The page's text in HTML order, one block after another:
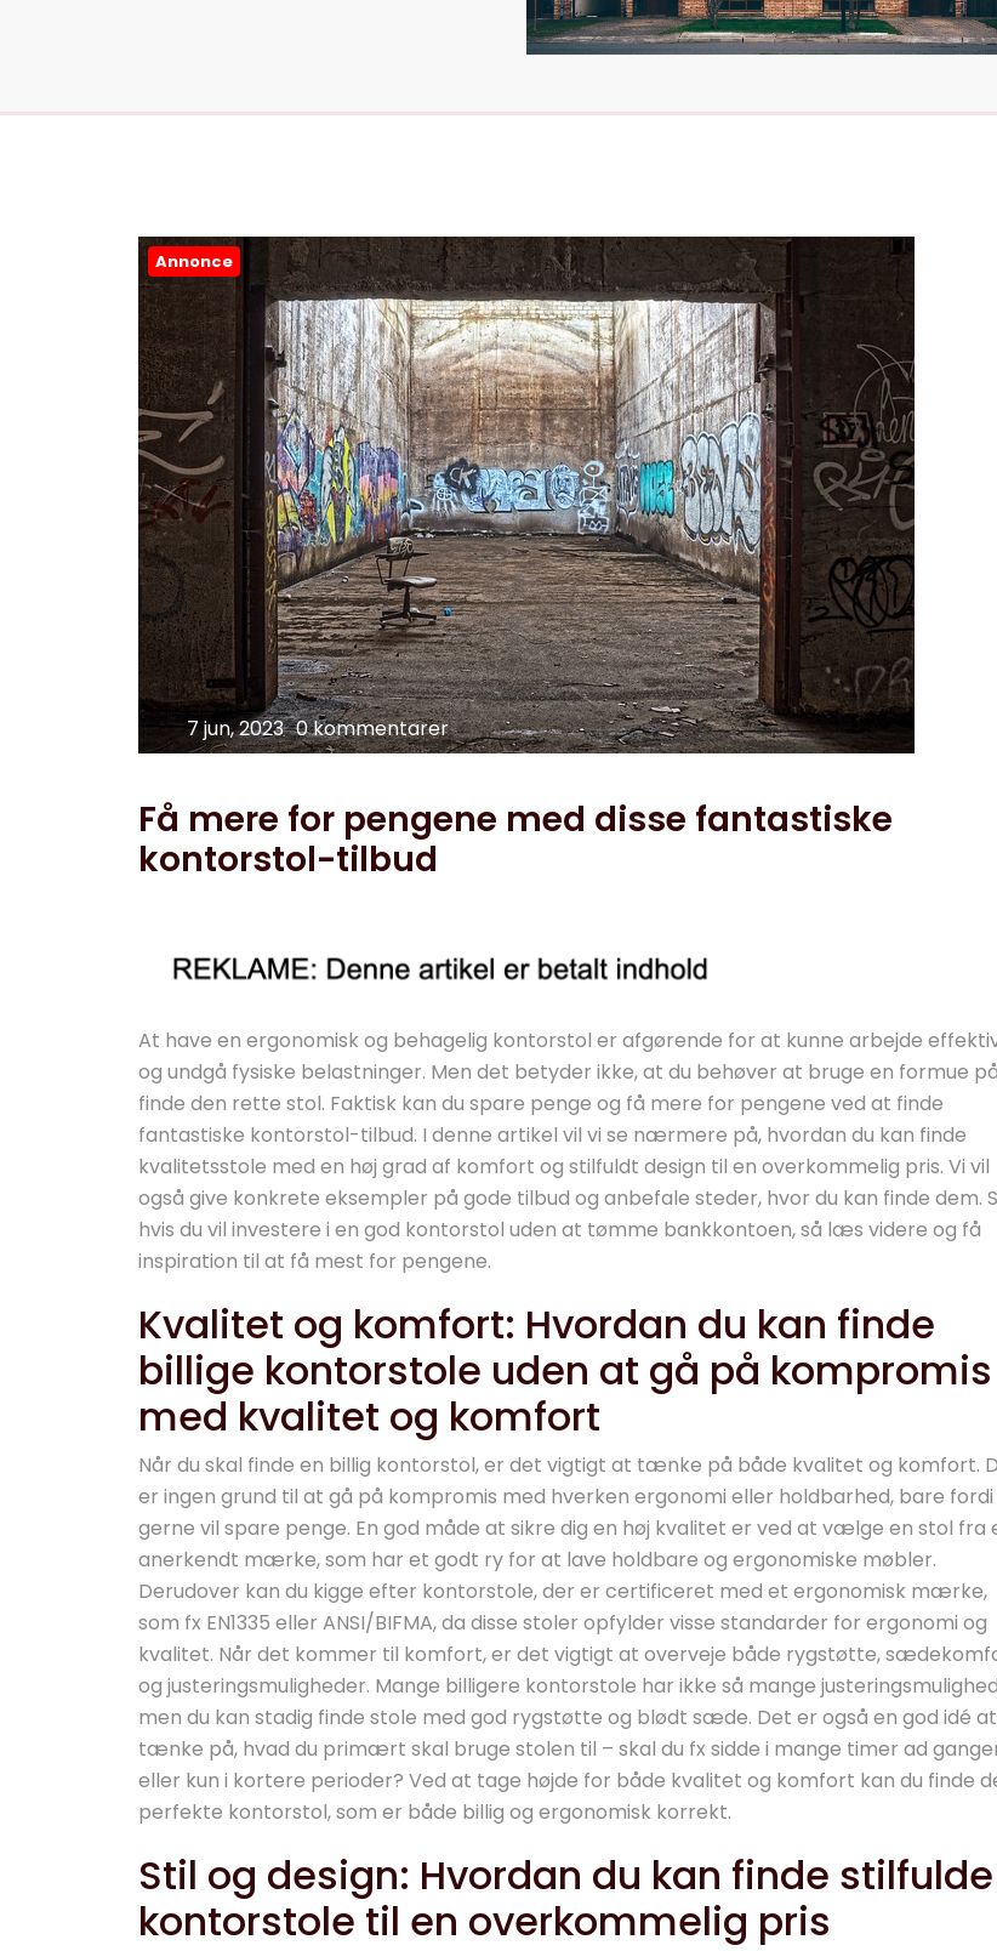
Annonce
7 jun, 2023 0 kommentarer
Få mere for pengene med disse fantastiske
kontorstol-tilbud
At have en ergonomisk og behagelig kontorstol er afgørende for at kunne arbejde
og undgå fysiske belastninger. Men det betyder ikke, at du behøver at bruge en formue
finde den rette stol. Faktisk kan du spare penge og få mere for pengene ved at finde
fantastiske kontorstol-tilbud. I denne artikel vil vi se nærmere på, hvordan du kan finde
kvalitetsstole med en høj grad af komfort og stilfuldt design til en overkommelig pris. Vi vil
også give konkrete eksempler på gode tilbud og anbefale steder, hvor du kan finde dem.
hvis du vil investere i en god kontorstol uden at tømme bankkontoen, så læs videre og få
inspiration til at få mest for pengene.
Kvalitet og komfort: Hvordan du kan finde
billige kontorstole uden at gå på kompromis
med kvalitet og komfort
Når du skal finde en billig kontorstol, er det vigtigt at tænke på både kvalitet og komfort.
er ingen grund til at gå på kompromis med hverken ergonomi eller holdbarhed, bare fordi
gerne vil spare penge. En god måde at sikre dig en høj kvalitet er ved at vælge en stol fra
anerkendt mærke, som har et godt ry for at lave holdbare og ergonomiske møbler.
Derudover kan du kigge efter kontorstole, der er certificeret med et ergonomisk mærke,
som fx EN1335 eller ANSI/BIFMA, da disse stoler opfylder visse standarder for ergonomi og
kvalitet. Når det kommer til komfort, er det vigtigt at overveje både rygstøtte,
og justeringsmuligheder. Mange billigere kontorstole har ikke så mange
men du kan stadig finde stole med god rygstøtte og blødt sæde. Det er også en god idé at
tænke på, hvad du primært skal bruge stolen til – skal du fx sidde i mange timer ad
eller kun i kortere perioder? Ved at tage højde for både kvalitet og komfort kan du finde
perfekte kontorstol, som er både billig og ergonomisk korrekt.
Stil og design: Hvordan du kan finde stilfulde
kontorstole til en overkommelig pris